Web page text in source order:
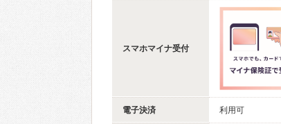
スマホマイナ受付
電子決済 利用可